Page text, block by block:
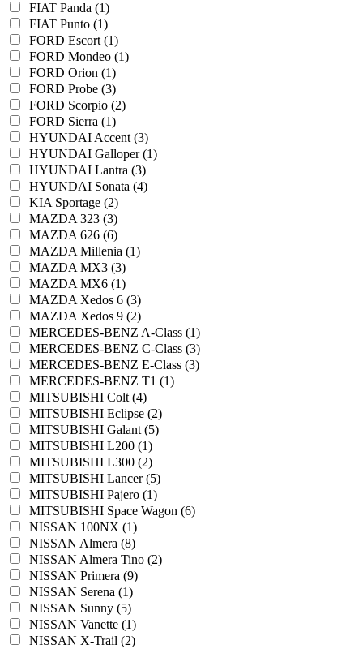
FIAT Panda (1)
FIAT Punto (1)
FORD Escort (1)
FORD Mondeo (1)
FORD Orion (1)
FORD Probe (3)
FORD Scorpio (2)
FORD Sierra (1)
HYUNDAI Accent (3)
HYUNDAI Galloper (1)
HYUNDAI Lantra (3)
HYUNDAI Sonata (4)
KIA Sportage (2)
MAZDA 323 (3)
MAZDA 626 (6)
MAZDA Millenia (1)
MAZDA MX3 (3)
MAZDA MX6 (1)
MAZDA Xedos 6 (3)
MAZDA Xedos 9 (2)
MERCEDES-BENZ A-Class (1)
MERCEDES-BENZ C-Class (3)
MERCEDES-BENZ E-Class (3)
MERCEDES-BENZ T1 (1)
MITSUBISHI Colt (4)
MITSUBISHI Eclipse (2)
MITSUBISHI Galant (5)
MITSUBISHI L200 (1)
MITSUBISHI L300 (2)
MITSUBISHI Lancer (5)
MITSUBISHI Pajero (1)
MITSUBISHI Space Wagon (6)
NISSAN 100NX (1)
NISSAN Almera (8)
NISSAN Almera Tino (2)
NISSAN Primera (9)
NISSAN Serena (1)
NISSAN Sunny (5)
NISSAN Vanette (1)
NISSAN X-Trail (2)